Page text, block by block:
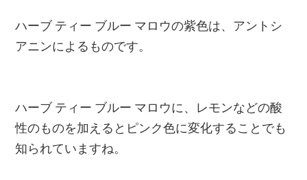
ハーブ ティー ブルー マロウの紫色は、アントシ
アニンによるものです。
ハーブ ティー ブルー マロウに、レモンなどの酸
性のものを加えるとピンク色に変化することでも
知られていますね。